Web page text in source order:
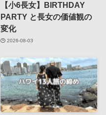
【小6長女】BIRTHDAY
PARTY と長女の価値観の
変化
2026-08-03